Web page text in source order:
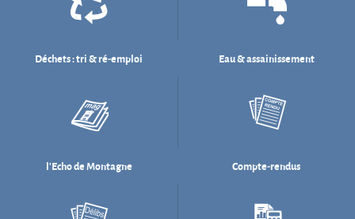
l'Echo de Montagne Compte-rendus
Délibérations Budget